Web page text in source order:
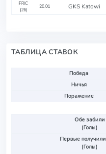
FRIC
(26)
20.01 GKS Katowi
ТАБЛИЦА СТАВОК
Победа
Ничья
Поражение
Обе забили
(Голы)
Первые
(Голы)